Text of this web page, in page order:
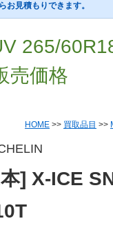
お見積もりできます。
265/
売価格
HOME >> 買取品目 >>
] X-ICE